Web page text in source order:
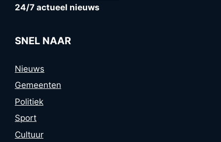
24/7 actueel nieuws
SNEL NAAR
Nieuws
Gemeenten
Politiek
Sport
Cultuur